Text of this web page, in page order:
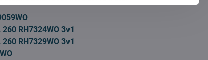
260 RH7324WO 3v1
260 RH7329WO 3v1